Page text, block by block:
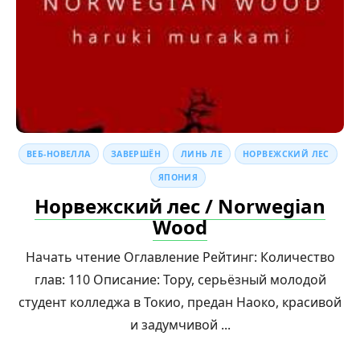
ВЕБ-НОВЕЛЛА ЗАВЕРШЁН ЛИНЬ ЛЕ НОРВЕЖСКИЙ ЛЕС
ЯПОНИЯ
Норвежский лес / Norwegian
Wood
Начать чтение Оглавление Рейтинг: Количество
глав: 110 Описание: Тору, серьёзный молодой
студент колледжа в Токио, предан Наоко, красивой
и задумчивой ...